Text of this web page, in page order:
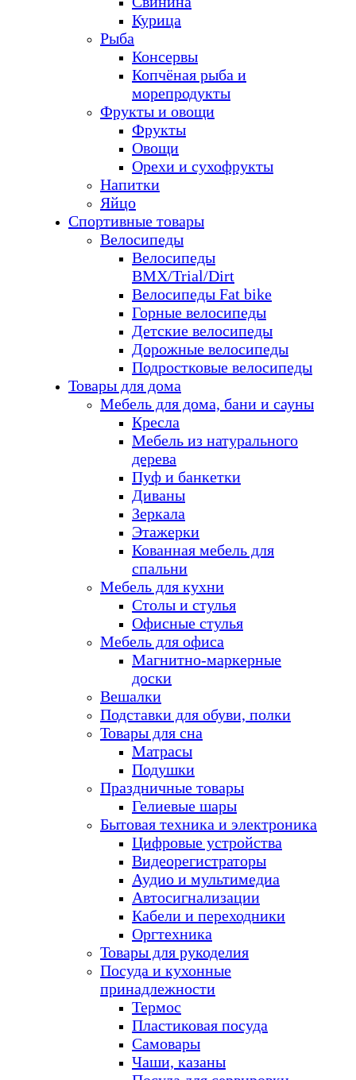
Курица
Рыба
Консервы
Копчёная рыба и
морепродукты
Фрукты и овощи
Фрукты
Овощи
Орехи и сухофрукты
Напитки
Яйцо
Спортивные товары
Велосипеды
Велосипеды
BMX/Trial/Dirt
Велосипеды Fat bike
Горные велосипеды
Детские велосипеды
Дорожные велосипеды
Подростковые велосипеды
Товары для дома
Мебель для дома, бани и сауны
Кресла
Мебель из натурального
дерева
Пуф и банкетки
Диваны
Зеркала
Этажерки
Кованная мебель для
спальни
Мебель для кухни
Столы и стулья
Офисные стулья
Мебель для офиса
Магнитно-маркерные
доски
Вешалки
Подставки для обуви, полки
Товары для сна
Матрасы
Подушки
Праздничные товары
Гелиевые шары
Бытовая техника и электроника
Цифровые устройства
Видеорегистраторы
Аудио и мультимедиа
Автосигнализации
Кабели и переходники
Оргтехника
Товары для рукоделия
Посуда и кухонные
принадлежности
Термос
Пластиковая посуда
Самовары
Чаши, казаны